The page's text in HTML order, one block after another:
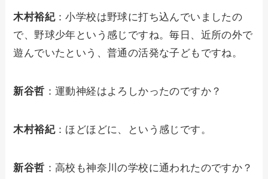
木村裕紀：小学校は野球に打ち込んでいましたの
で、野球少年という感じですね。毎日、近所の外で
遊んでいたという、普通の活発な子どもですね。
新谷哲 ：運動神経はよろしかったのですか？
木村裕紀：ほどほどに、という感じです。
新谷哲 ：高校も神奈川の学校に通われたのですか？